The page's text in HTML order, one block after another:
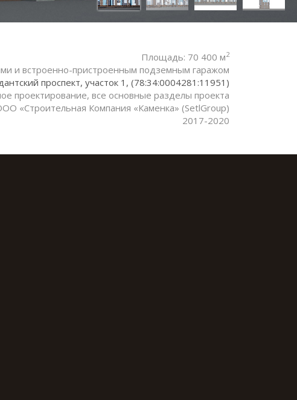
Площадь: 70 400 м2
и встроенно-пристроенным подземным гаражом
проспект, участок 1, (78:34:0004281:11951)
проектирование, все основные разделы проекта
«Строительная Компания «Каменка» (SetlGroup)
2017-2020